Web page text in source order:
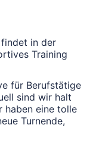
findet in der
Training
für Berufstätige
sind wir halt
haben eine tolle
Turnende,